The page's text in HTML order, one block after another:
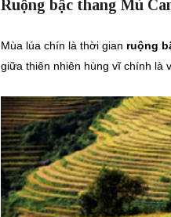
Ruộng bậc thang Mù
Mùa lúa chín là thời gian ruộng
giữa thiên nhiên hùng vĩ chính là